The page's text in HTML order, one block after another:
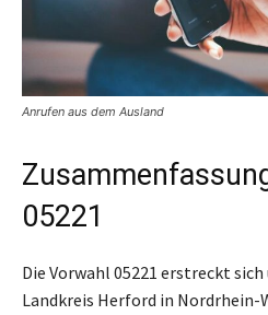
Anrufen aus dem Ausland
05221
Die Vorwahl 05221 erstreckt
Landkreis Herford in